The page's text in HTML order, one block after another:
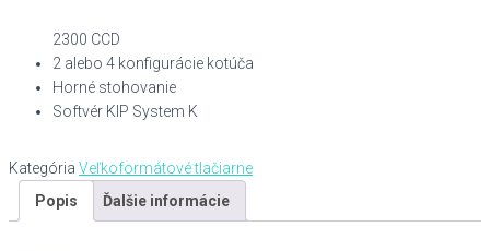
2300 CCD
2 alebo 4 konfigurácie kotúča
Horné stohovanie
Softvér KIP System K
Kategória Veľkoformátové tlačiarne
Popis
Ďalšie informácie